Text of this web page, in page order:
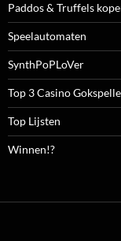
Paddos & Truffels
Speelautomaten
SynthPoPLoVer
Top 3 Casino
Top Lijsten
Winnen!?